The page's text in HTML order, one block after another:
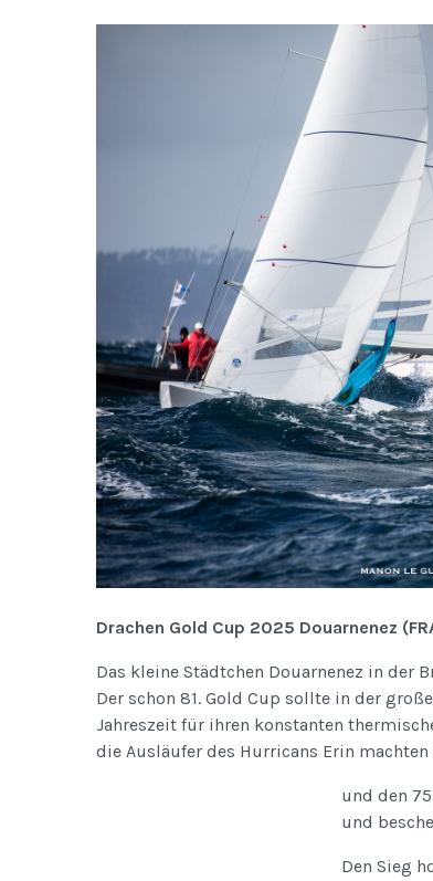
Drachen Gold Cup 2025 Douarnenez
Das kleine Städtchen Douarnenez in der
Der schon 81. Gold Cup sollte in der
Jahreszeit für ihren konstanten
die Ausläufer des Hurricans Erin machten
und den
und
Den Sieg